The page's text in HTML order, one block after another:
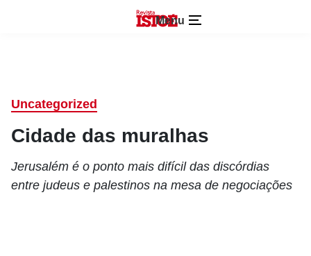
Menu
Uncategorized
Cidade das muralhas
Jerusalém é o ponto mais difícil das discórdias
entre judeus e palestinos na mesa de negociações